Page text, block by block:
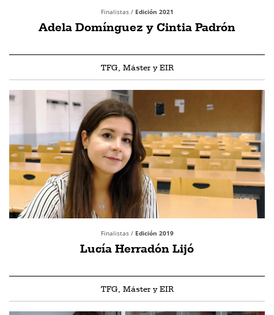
Finalistas / Edición 2021
Adela Domínguez y Cintia Padrón
TFG, Máster y EIR
Finalistas / Edición 2019
Lucía Herradón Lijó
TFG, Máster y EIR